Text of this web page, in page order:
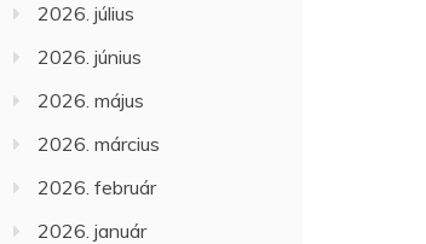
2026. július
2026. június
2026. május
2026. március
2026. február
2026. január